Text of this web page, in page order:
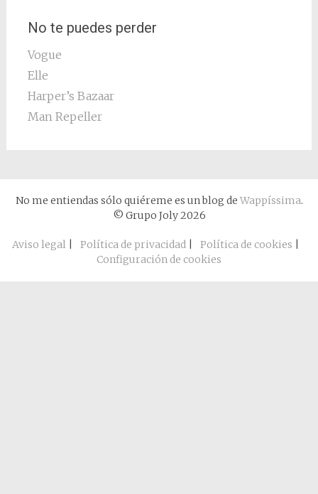
No te puedes perder
Vogue
Elle
Harper’s Bazaar
Man Repeller
No me entiendas sólo quiéreme es un blog de Wappíssima.
© Grupo Joly 2026
Aviso legal| Política de privacidad| Política de cookies
Configuración de cookies